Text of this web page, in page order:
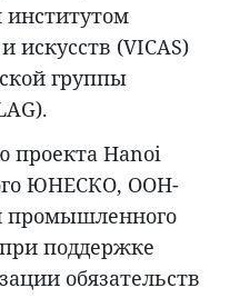
искусств (VICAS)
группы
проекта Hanoi
ЮНЕСКО, ООН-
промышленного
поддержке
обязательств